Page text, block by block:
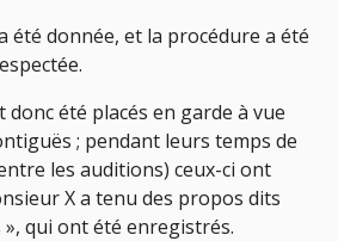
été donnée, et la procédure a été
donc été placés en garde à vue
; pendant leurs temps de
les auditions) ceux-ci ont
X a tenu des propos dits
qui ont été enregistrés.